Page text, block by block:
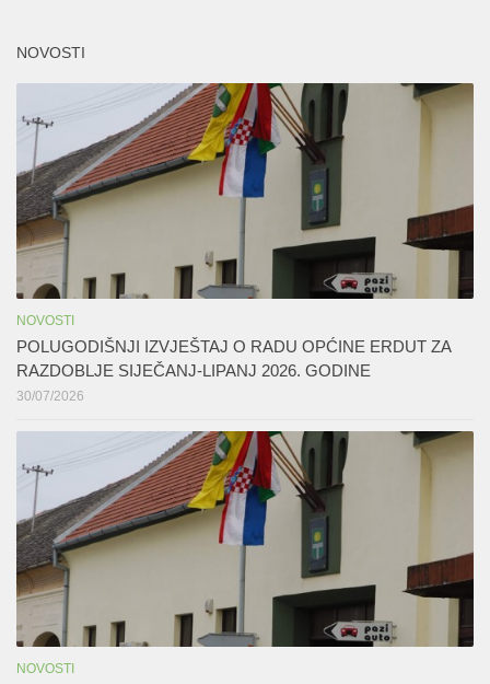
NOVOSTI
NOVOSTI
POLUGODIŠNJI IZVJEŠTAJ O RADU OPĆINE ERDUT ZA
RAZDOBLJE SIJEČANJ-LIPANJ 2026. GODINE
30/07/2026
NOVOSTI